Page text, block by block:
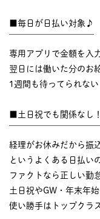
■毎日が日払い対象♪
専用アプリで金額を入
翌日には働いた分のお
1週間も待ってられな
■土日祝でも関係なし！
経理がお休みだから振
というよくある日払い
ファクトなら正しい勤
土日祝やGW・年末年
使い勝手はトップクラ